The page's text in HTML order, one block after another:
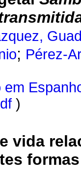
; Pérez-
em
)
vida